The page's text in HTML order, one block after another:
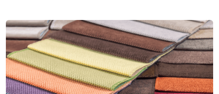
sélectionner celui qui sublimera votre intérieur tout
en reflétant votre personnalité. Créez un espace
unique et harmonieux avec le canapé parfait pour
votre décoration !